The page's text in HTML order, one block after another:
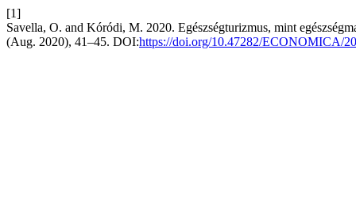
[1]
Savella, O. and Kóródi, M. 2020. Egészségturizmus, mint
(Aug. 2020), 41–45. DOI:https://doi.org/10.47282/ECONOMICA/